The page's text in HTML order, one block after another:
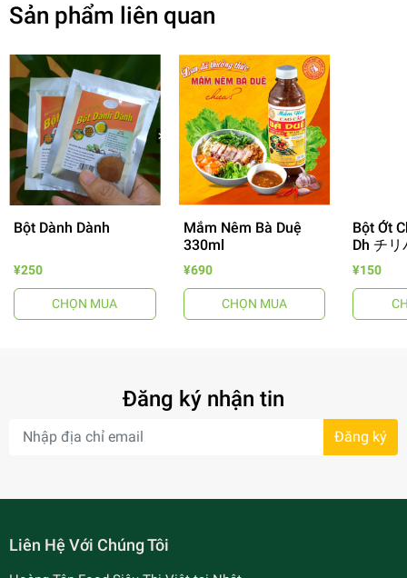
- 34%
Sản phẩm liên quan
Bột Dành Dành
¥250
CHỌN MUA
Mắm Nêm Bà Duệ
330ml
¥690
CHỌN MUA
Bột Ớt
Dh チ
¥150
Đăng ký nhận tin
Đăng ký
Liên Hệ Với Chúng Tôi